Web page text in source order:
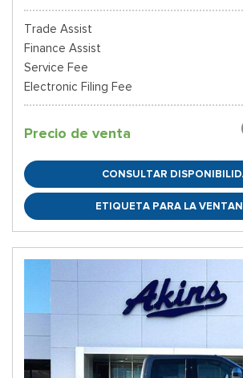
Trade Assist
Finance Assist
Service Fee
Electronic Filing Fee
Precio de venta
CONSULTAR
ETIQUETA PARA LA